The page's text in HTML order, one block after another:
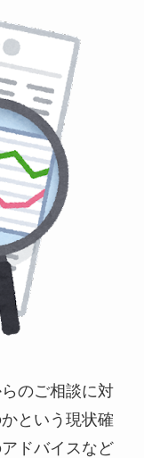
のご相談に対
という現状確
ドバイスなど